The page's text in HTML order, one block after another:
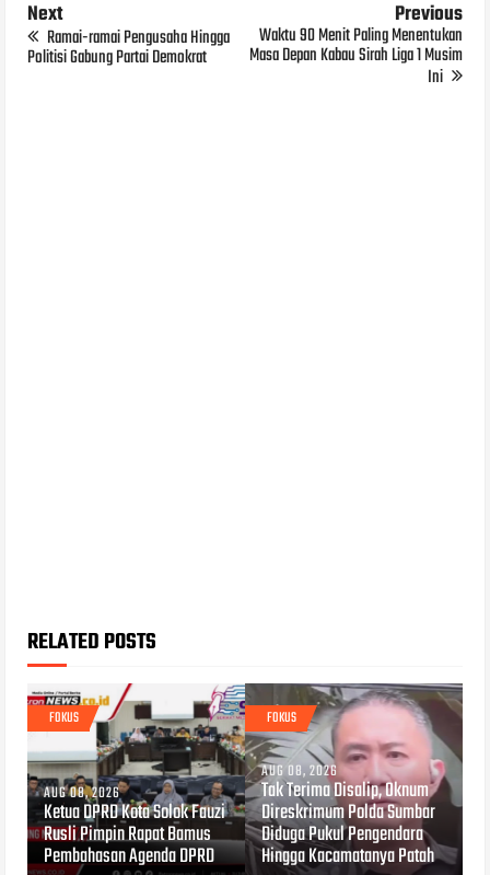
Next
Ramai-ramai Pengusaha Hingga
Politisi Gabung Partai Demokrat
Previous
Waktu 90 Menit Paling Menentukan
Masa Depan Kabau Sirah Liga 1 Musim
Ini
RELATED POSTS
FOKUS
AUG 08, 2026
Ketua DPRD Kota Solok Fauzi
Rusli Pimpin Rapat Bamus
Pembahasan Agenda DPRD
FOKUS
AUG 08, 2026
Tak Terima Disalip, Oknum
Direskrimum Polda Sumbar
Diduga Pukul Pengendara
Hingga Kacamatanya Patah